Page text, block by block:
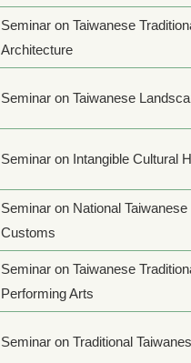
Seminar on Taiwanese
Architecture
Seminar on Taiwanese
Seminar on Intangible Cultural
Seminar on National Taiwanese
Customs
Seminar on Taiwanese
Performing Arts
Seminar on Traditional